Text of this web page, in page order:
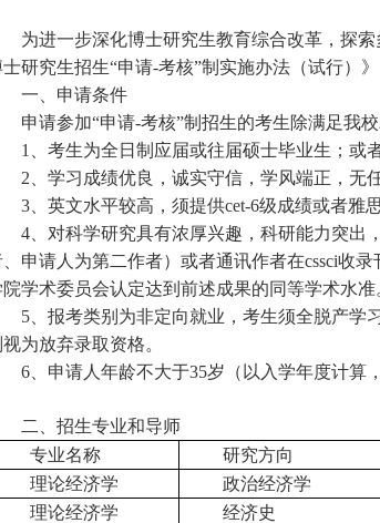
为进一步深化博士研究生教育综合改革，探
士研究生招生“申请-考核”制实施办法（试行）
一、申请条件
申请参加“申请-考核”制招生的考生除满足我校
1、考生为全日制应届或往届硕士毕业生；或
2、学习成绩优良，诚实守信，学风端正，无
3、英文水平较高，须提供cet-6级成绩或者雅
4、对科学研究具有浓厚兴趣，科研能力突出
、申请人为第二作者）或者通讯作者在cssci收
学术委员会认定达到前述成果的同等学术水准
5、报考类别为非定向就业，考生须全脱产学
视为放弃录取资格。
6、申请人年龄不大于35岁（以入学年度计算
二、 招生专业和导师
专业名称
研究方向
理论经济学
政治经济学
理论经济学
经济史